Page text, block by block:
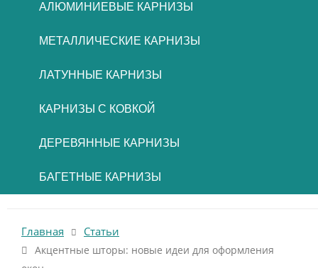
АЛЮМИНИЕВЫЕ КАРНИЗЫ
МЕТАЛЛИЧЕСКИЕ КАРНИЗЫ
ЛАТУННЫЕ КАРНИЗЫ
КАРНИЗЫ С КОВКОЙ
ДЕРЕВЯННЫЕ КАРНИЗЫ
БАГЕТНЫЕ КАРНИЗЫ
Главная Статьи
Акцентные шторы: новые идеи для оформления